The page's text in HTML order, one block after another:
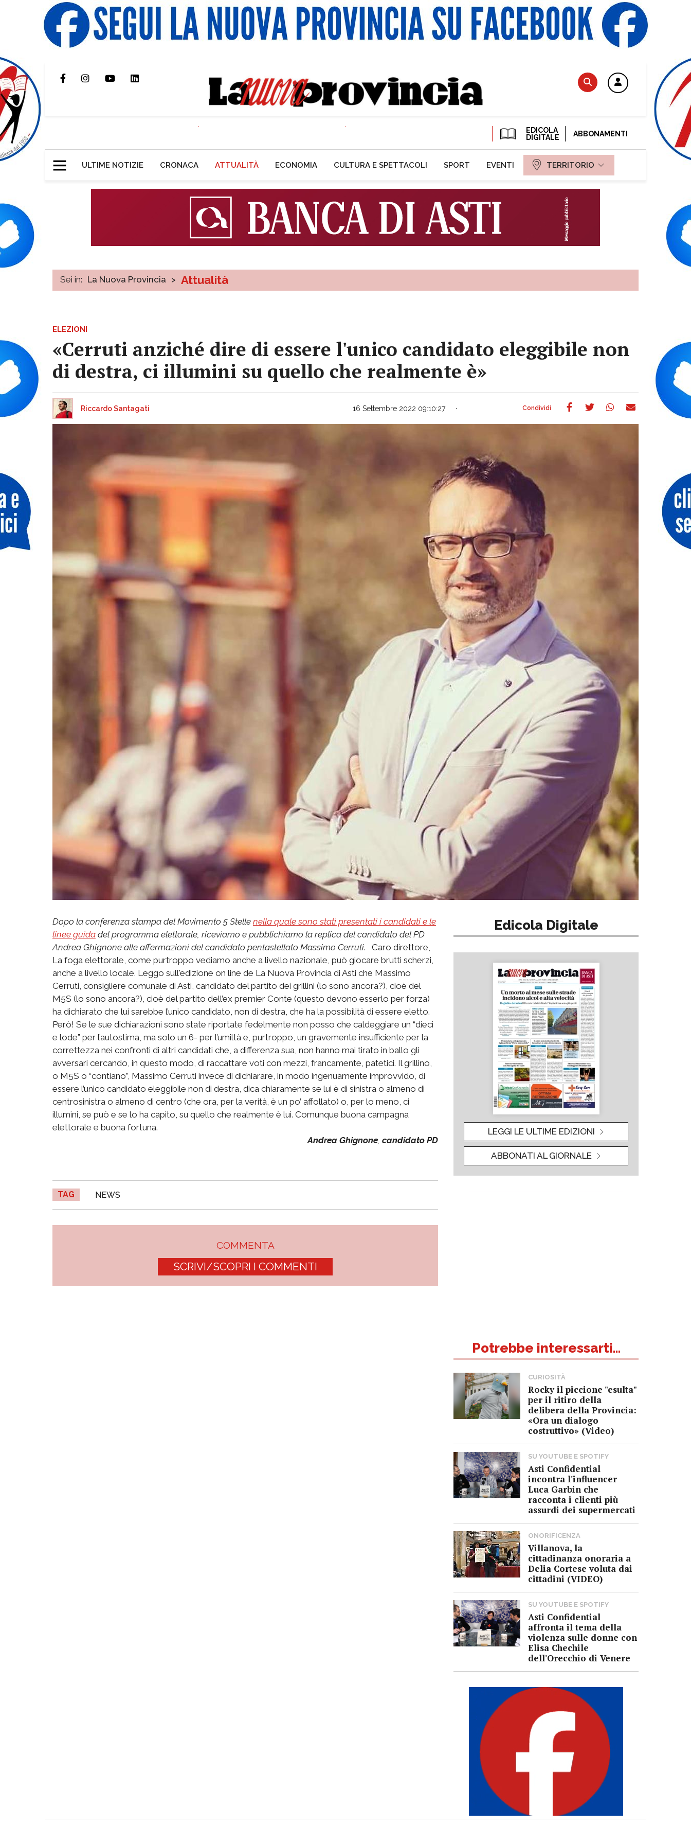
EDICOLA
DIGITALE
ABBONAMENTI
ULTIME NOTIZIE CRONACA ATTUALITÀ ECONOMIA CULTURA E SPETTACOLI SPORT EVENTI TERRITORIO
Sei in: La Nuova Provincia > Attualità
ELEZIONI
«Cerruti anziché dire di essere l'unico candidato eleggibile non
di destra, ci illumini su quello che realmente è»
Riccardo Santagati 16 Settembre 2022 09:10:27
Dopo la conferenza stampa del Movimento 5 Stelle nella quale sono stati presentati i candidati e le
linee guida del programma elettorale, riceviamo e pubblichiamo la replica del candidato del PD
Andrea Ghignone alle affermazioni del candidato pentastellato Massimo Cerruti. Caro direttore,
La foga elettorale, come purtroppo vediamo anche a livello nazionale, può giocare brutti scherzi,
anche a livello locale. Leggo sull'edizione on line de La Nuova Provincia di Asti che Massimo
Cerruti, consigliere comunale di Asti, candidato del partito dei grillini (lo sono ancora?), cioè del
M5S (lo sono ancora?), cioè del partito dell’ex premier Conte (questo devono esserlo per forza)
ha dichiarato che lui sarebbe l’unico candidato, non di destra, che ha la possibilità di essere eletto.
Però! Se le sue dichiarazioni sono state riportate fedelmente non posso che caldeggiare un “dieci
e lode” per l’autostima, ma solo un 6- per l’umiltà e, purtroppo, un gravemente insufficiente per la
correttezza nei confronti di altri candidati che, a differenza sua, non hanno mai tirato in ballo gli
avversari cercando, in questo modo, di raccattare voti con mezzi, francamente, patetici. Il grillino,
o M5S o “contiano”, Massimo Cerruti invece di dichiarare, in modo ingenuamente improvvido, di
essere l’unico candidato eleggibile non di destra, dica chiaramente se lui è di sinistra o almeno di
centrosinistra o almeno di centro (che ora, per la verità, è un po’ affollato) o, per lo meno, ci
illumini, se può e se lo ha capito, su quello che realmente è lui. Comunque buona campagna
elettorale e buona fortuna.
Andrea Ghignone candidato PD
TAG NEWS
COMMENTA
SCRIVI/SCOPRI I COMMENTI
Edicola Digitale
LEGGI LE ULTIME EDIZIONI
ABBONATI AL GIORNALE
Potrebbe interessarti...
CURIOSITÀ
Rocky il piccione "esulta"
per il ritiro della
delibera della Provincia:
«Ora un dialogo
costruttivo» (Video)
SU YOUTUBE E SPOTIFY
Asti Confidential
incontra l'influencer
Luca Garbin che
racconta i clienti più
assurdi dei supermercati
ONORIFICENZA
Villanova, la
cittadinanza onoraria a
Delia Cortese voluta dai
cittadini (VIDEO)
SU YOUTUBE E SPOTIFY
Asti Confidential
affronta il tema della
violenza sulle donne con
Elisa Chechile
dell'Orecchio di Venere